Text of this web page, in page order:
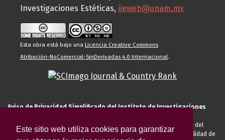
Este sitio web utiliza cookies para garantizar
Investigaciones Estéticas, iieweb@unam.mx
Esta obra está bajo una Licencia Creative Commons
Atribución-NoComercial-SinDerivadas 4.0 Internacional.
Aviso de Privacidad Simplificado del Instituto de Investigaciones
El Instituto de Investigaciones Estéticas de la UNAM, es responsable del
tratamiento de sus datos personales para el registro de usted en calidad de